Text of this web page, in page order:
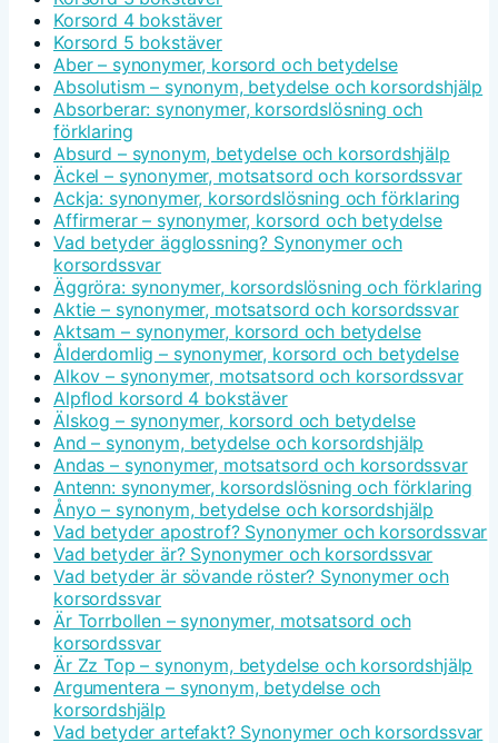
Korsord 4 bokstäver
Korsord 5 bokstäver
Aber – synonymer, korsord och betydelse
Absolutism – synonym, betydelse och korsordshjälp
Absorberar: synonymer, korsordslösning och
förklaring
Absurd – synonym, betydelse och korsordshjälp
Äckel – synonymer, motsatsord och korsordssvar
Ackja: synonymer, korsordslösning och förklaring
Affirmerar – synonymer, korsord och betydelse
Vad betyder ägglossning? Synonymer och
korsordssvar
Äggröra: synonymer, korsordslösning och förklaring
Aktie – synonymer, motsatsord och korsordssvar
Aktsam – synonymer, korsord och betydelse
Ålderdomlig – synonymer, korsord och betydelse
Alkov – synonymer, motsatsord och korsordssvar
Alpflod korsord 4 bokstäver
Älskog – synonymer, korsord och betydelse
And – synonym, betydelse och korsordshjälp
Andas – synonymer, motsatsord och korsordssvar
Antenn: synonymer, korsordslösning och förklaring
Ånyo – synonym, betydelse och korsordshjälp
Vad betyder apostrof? Synonymer och korsordssvar
Vad betyder är? Synonymer och korsordssvar
Vad betyder är sövande röster? Synonymer och
korsordssvar
Är Torrbollen – synonymer, motsatsord och
korsordssvar
Är Zz Top – synonym, betydelse och korsordshjälp
Argumentera – synonym, betydelse och
korsordshjälp
Vad betyder artefakt? Synonymer och korsordssvar